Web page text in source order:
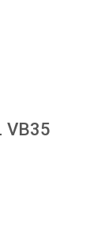
VB35